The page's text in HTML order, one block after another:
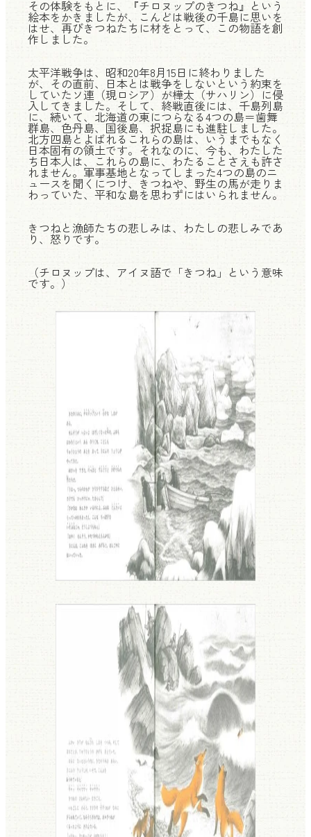
その体験をもとに、『チロヌップのきつね』という
絵本をかきましたが、こんどは戦後の千島に思いを
はせ、再びきつねたちに材をとって、この物語を創
作しました。
太平洋戦争は、昭和20年8月15日に終わりました
が、その直前、日本とは戦争をしないという約束を
していたソ連（現ロシア）が樺太（サハリン）に侵
入してきました。そして、終戦直後には、千島列島
に、続いて、北海道の東につらなる4つの島＝歯舞
群島、色丹島、国後島、択捉島にも進駐しました。
北方四島とよばれるこれらの島は、いうまでもなく
日本固有の領土です。それなのに、今も、わたした
ち日本人は、これらの島に、わたることさえも許さ
れません。軍事基地となってしまった4つの島のニ
ュースを聞くにつけ、きつねや、野生の馬が走りま
わっていた、平和な島を思わずにはいられません。
きつねと漁師たちの悲しみは、わたしの悲しみであ
り、怒りです。
（チロヌップは、アイヌ語で「きつね」という意味
です。）